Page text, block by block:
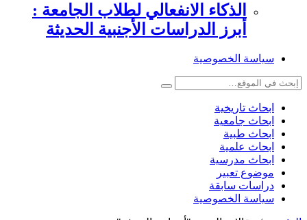
الذكاء الانفعالي لطلاب الجامعة :
أبرز الدراسات الأجنبية الحديثة
سياسة الخصوصية
ابحاث تاريخية
ابحاث جامعية
ابحاث طبية
ابحاث علمية
ابحاث مدرسية
موضوع تعبير
دراسات سابقة
سياسة الخصوصية